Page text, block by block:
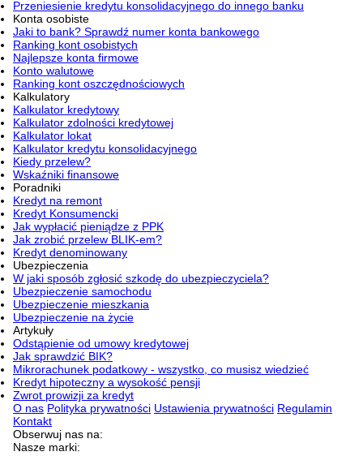
Przeniesienie kredytu konsolidacyjnego do innego banku
Konta osobiste
Jaki to bank? Sprawdź numer konta bankowego
Ranking kont osobistych
Najlepsze konta firmowe
Konto walutowe
Ranking kont oszczędnościowych
Kalkulatory
Kalkulator kredytowy
Kalkulator zdolności kredytowej
Kalkulator lokat
Kalkulator kredytu konsolidacyjnego
Kiedy przelew?
Wskaźniki finansowe
Poradniki
Kredyt na remont
Kredyt Konsumencki
Jak wypłacić pieniądze z PPK
Jak zrobić przelew BLIK-em?
Kredyt denominowany
Ubezpieczenia
W jaki sposób zgłosić szkodę do ubezpieczyciela?
Ubezpieczenie samochodu
Ubezpieczenie mieszkania
Ubezpieczenie na życie
Artykuły
Odstąpienie od umowy kredytowej
Jak sprawdzić BIK?
Mikrorachunek podatkowy - wszystko, co musisz wiedzieć
Kredyt hipoteczny a wysokość pensji
Zwrot prowizji za kredyt
O nas Polityka prywatności Ustawienia prywatności Regulamin
Kontakt
Obserwuj nas na:
Nasze marki: